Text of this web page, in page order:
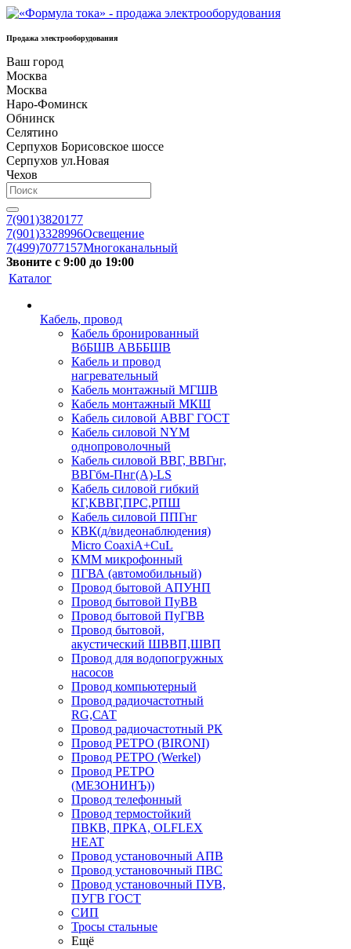
Продажа электрооборудования
Ваш город
Москва
Москва
Наро-Фоминск
Обнинск
Селятино
Серпухов Борисовское шоссе
Серпухов ул.Новая
Чехов
7(901)3820177
7(901)3328996Освещение
7(499)7077157Многоканальный
Звоните с 9:00 до 19:00
Каталог
Кабель, провод
Кабель бронированный
ВбБШВ АВББШВ
Кабель и провод
нагревательный
Кабель монтажный МГШВ
Кабель монтажный МКШ
Кабель силовой АВВГ ГОСТ
Кабель силовой NYM
однопроволочный
Кабель силовой ВВГ, ВВГнг,
ВВГбм-Пнг(А)-LS
Кабель силовой гибкий
КГ,КВВГ,ПРС,РПШ
Кабель силовой ППГнг
КВК(д/видеонаблюдения)
Micro CoaxiA+CuL
КММ микрофонный
ПГВА (автомобильный)
Провод бытовой АПУНП
Провод бытовой ПуВВ
Провод бытовой ПуГВВ
Провод бытовой,
акустический ШВВП,ШВП
Провод для водопогружных
насосов
Провод компьютерный
Провод радиочастотный
RG,САТ
Провод радиочастотный РК
Провод РЕТРО (BIRONI)
Провод РЕТРО (Werkel)
Провод РЕТРО
(МЕЗОНИНЪ))
Провод телефонный
Провод термостойкий
ПВКВ, ПРКА, OLFLEX
HEAT
Провод установочный АПВ
Провод установочный ПВС
Провод установочный ПУВ,
ПУГВ ГОСТ
СИП
Тросы стальные
Ещё